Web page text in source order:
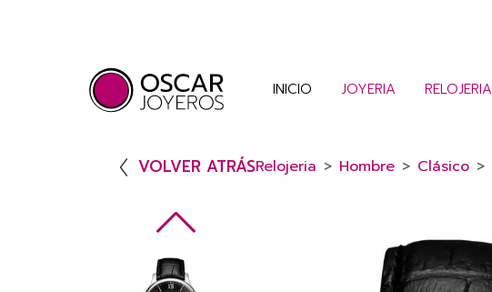
INICIO JOYERIA RELOJERIA
VOLVER ATRÁSRelojeria Hombre Clásico